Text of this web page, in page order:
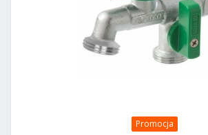
Promocja